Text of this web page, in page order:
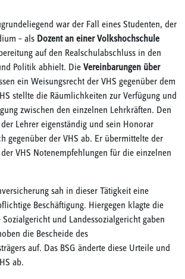
war der Fall eines Studenten, der
– als Dozent an einer Volkshochschule
auf den Realschulabschluss in den
Politik abhielt. Die Vereinbarungen über
ein Weisungsrecht der VHS gegenüber dem
stellte die Räumlichkeiten zur Verfügung und
zwischen den einzelnen Lehrkräften. Den
Lehrer eigenständig und sein Honorar
gegenüber der VHS ab. Er übermittelte der
VHS Notenempfehlungen für die einzelnen
sah in dieser Tätigkeit eine
Beschäftigung. Hiergegen klagte die
Sozialgericht und Landessozialgericht gaben
die Bescheide des
auf. Das BSG änderte diese Urteile und
ab.